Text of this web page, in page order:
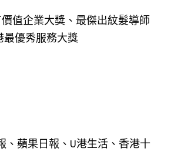
值企業大獎、最傑出紋髮導師
最優秀服務大獎
、蘋果日報、U港生活、香港十